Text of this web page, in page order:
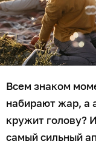
Всем знаком
набирают жар, а
кружит голову?
самый сильный